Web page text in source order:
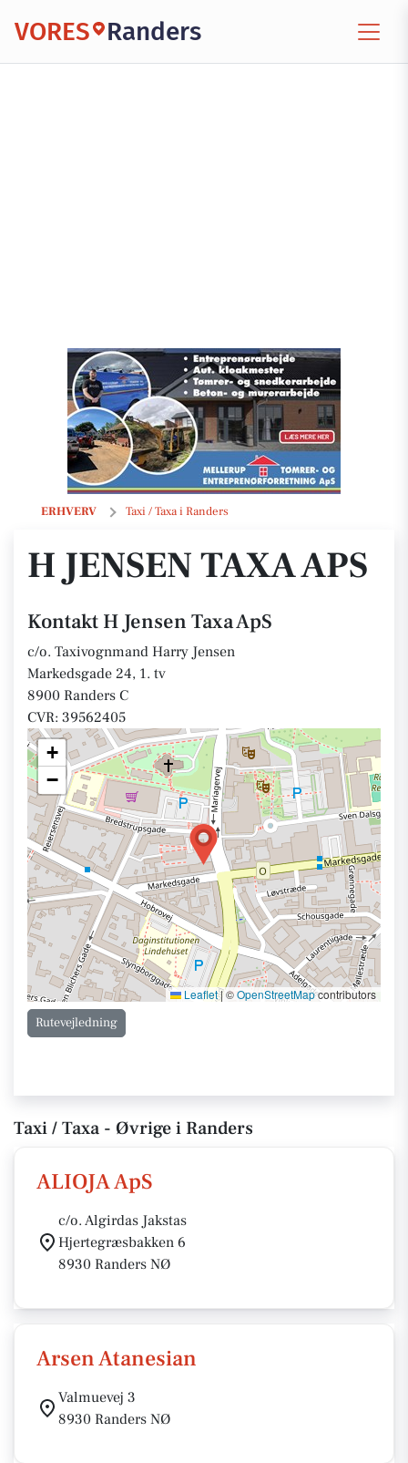
VORES Randers
ERHVERV Taxi / Taxa i Randers
H Jensen Taxa ApS
H JENSEN TAXA APS
Kontakt H Jensen Taxa ApS
c/o. Taxivognmand Harry Jensen
Markedsgade 24, 1. tv
8900 Randers C
CVR: 39562405
+
−
Leaflet|©OpenStreetMapcontributors
Rutevejledning
Taxi / Taxa - Øvrige i Randers
ALIOJA ApS
c/o. Algirdas Jakstas
Hjertegræsbakken 6
8930 Randers NØ
Arsen Atanesian
Valmuevej 3
8930 Randers NØ